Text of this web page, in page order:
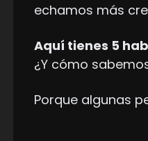
echamos más
¿Y cómo
Porque algunas